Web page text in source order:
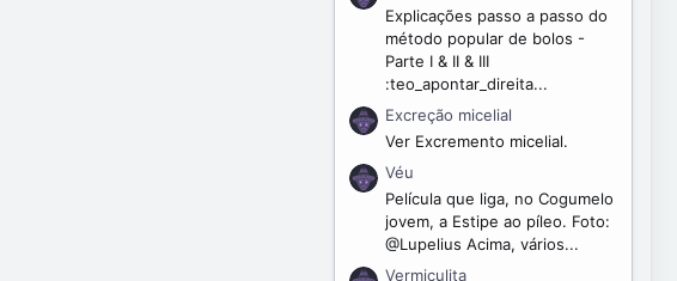
Explicações passo a passo do
método popular de bolos -
Parte I & II & III
:teo_apontar_direita...
Excreção micelial
Ver Excremento micelial.
Véu
Película que liga, no Cogumelo
jovem, a Estipe ao píleo. Foto:
@Lupelius Acima, vários...
Vermiculita